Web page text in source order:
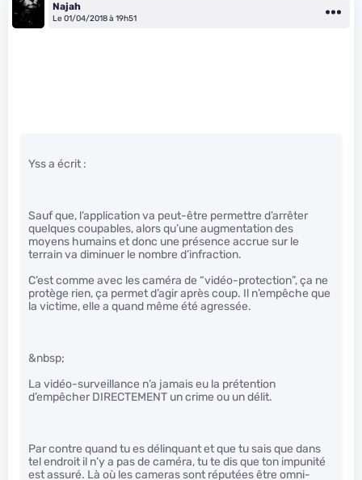
Najah
Le 01/04/2018 à 19h51
Yss a écrit :
Sauf que, l’application va peut-être permettre d’arrêter
quelques coupables, alors qu’une augmentation des
moyens humains et donc une présence accrue sur le
terrain va diminuer le nombre d’infraction.
C’est comme avec les caméra de “vidéo-protection”, ça ne
protège rien, ça permet d’agir après coup. Il n’empêche que
la victime, elle a quand même été agressée.
&nbsp;
La vidéo-surveillance n’a jamais eu la prétention
d’empêcher DIRECTEMENT un crime ou un délit.
Par contre quand tu es délinquant et que tu sais que dans
tel endroit il n’y a pas de caméra, tu te dis que ton impunité
est assuré. Là où les cameras sont réputées être omni-